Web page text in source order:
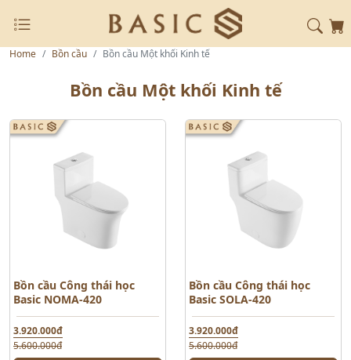
Home Bồn cầu Bồn cầu Một khối Kinh tế
Bồn cầu Một khối Kinh tế
Bồn cầu Công thái học
Basic NOMA-420
3.920.000đ
5.600.000đ
Bồn cầu Công thái học
Basic SOLA-420
3.920.000đ
5.600.000đ